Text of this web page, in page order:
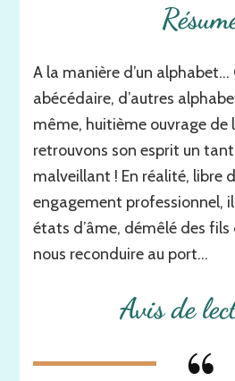
A la manière d’un alphabet…
abécédaire, d’autres
même, huitième ouvrage de
retrouvons son esprit un
malveillant ! En réalité, libre
engagement professionnel,
états d’âme, démêlé des
nous reconduire au port…
Avis de